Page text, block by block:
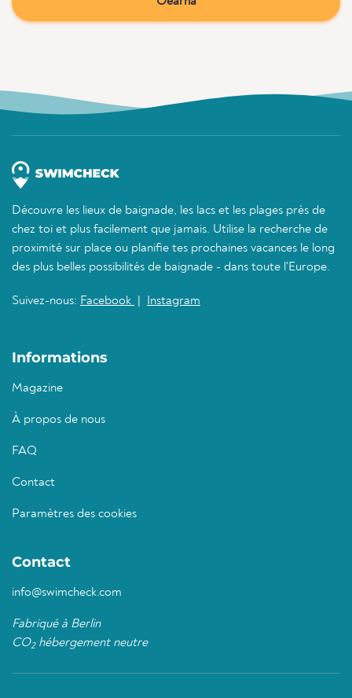
Découvre les lieux de baignade, les lacs et les plages près de
chez toi et plus facilement que jamais. Utilise la recherche de
proximité sur place ou planifie tes prochaines vacances le long
des plus belles possibilités de baignade - dans toute l'Europe.
Suivez-nous: Facebook Instagram
Informations
Magazine
À propos de nous
FAQ
Contact
Paramètres des cookies
Contact
info@swimcheck.com
Fabriqué à Berlin
CO2hébergement neutre